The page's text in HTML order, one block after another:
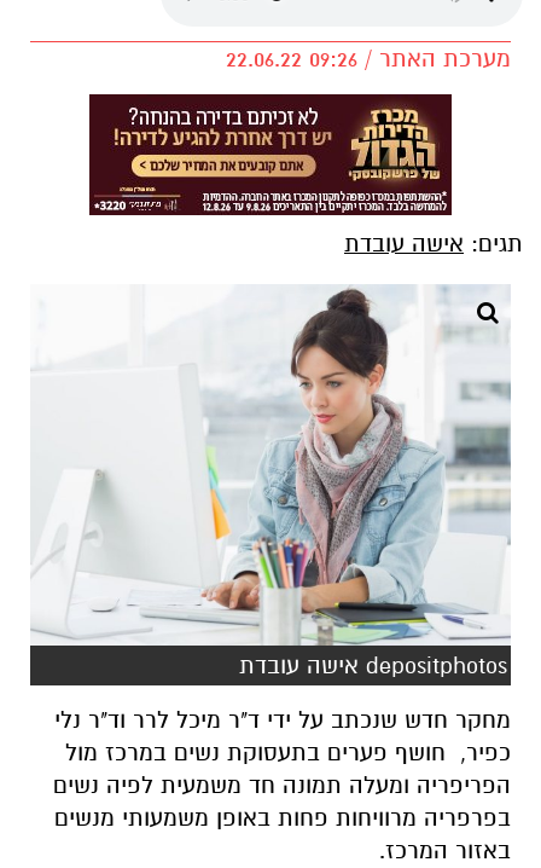
מערכת האתר / 09:26 22.06.22
תגים: אישה עובדת
depositphotos אישה עובדת
מחקר חדש שנכתב על ידי ד"ר מיכל לרר וד"ר נלי
כפיר, חושף פערים בתעסוקת נשים במרכז מול
הפריפריה ומעלה תמונה חד משמעית לפיה נשים
בפרפריה מרוויחות פחות באופן משמעותי מנשים
באזור המרכז.